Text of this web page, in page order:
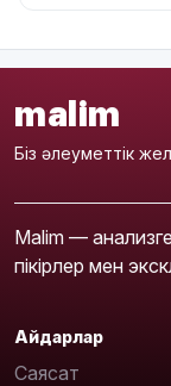
malim
Біз әлеуметтік
Malim —
пікірлер мен
Айдарлар
Саясат